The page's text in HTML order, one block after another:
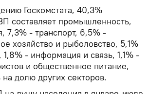
Госкомстата, 40,3%
составляет промышленность,
7,3% - транспорт, 6,5% -
хозяйство и рыболовство, 5,1%
1,8% - информация и связь, 1,1% -
и общественное питание,
долю других секторов.